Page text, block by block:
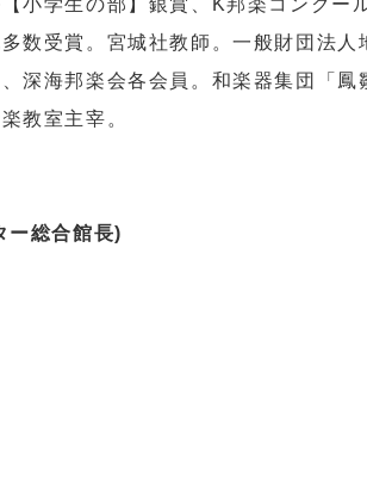
数受賞。宮城社教師。一般財団法人
深海邦楽会各会員。和楽器集団「鳳
教室主宰。
ー総合館長)